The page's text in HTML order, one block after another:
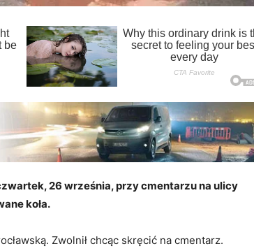
26 września, przy cmentarzu na ulicy
koła.
Zwolnił chcąc skręcić na cmentarz.